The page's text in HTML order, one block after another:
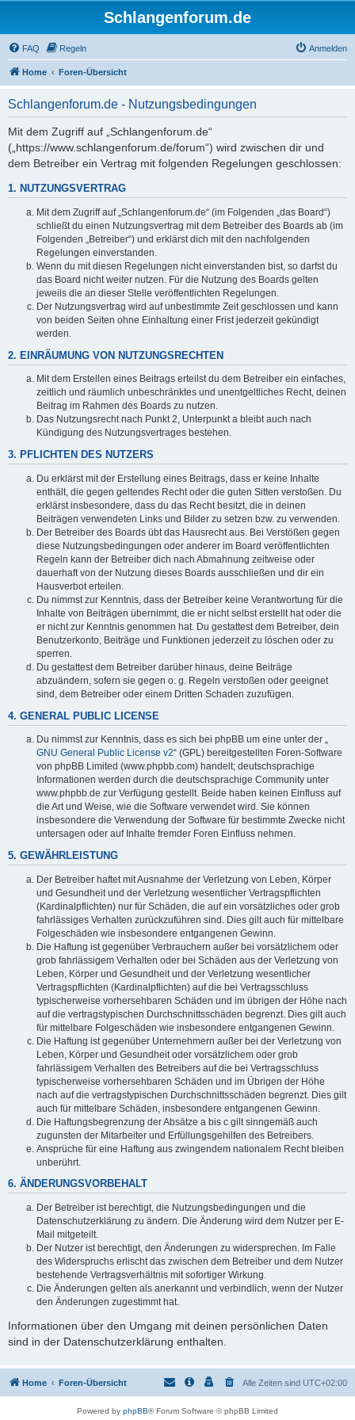
Schlangenforum.de
FAQ Regeln Anmelden
Home Foren-Übersicht
Schlangenforum.de - Nutzungsbedingungen
Mit dem Zugriff auf „Schlangenforum.de“
(„https://www.schlangenforum.de/forum“) wird zwischen dir und
dem Betreiber ein Vertrag mit folgenden Regelungen geschlossen:
1. NUTZUNGSVERTRAG
Mit dem Zugriff auf „Schlangenforum.de“ (im Folgenden „das Board“)
schließt du einen Nutzungsvertrag mit dem Betreiber des Boards ab (im
Folgenden „Betreiber“) und erklärst dich mit den nachfolgenden
Regelungen einverstanden.
Wenn du mit diesen Regelungen nicht einverstanden bist, so darfst du
das Board nicht weiter nutzen. Für die Nutzung des Boards gelten
jeweils die an dieser Stelle veröffentlichten Regelungen.
Der Nutzungsvertrag wird auf unbestimmte Zeit geschlossen und kann
von beiden Seiten ohne Einhaltung einer Frist jederzeit gekündigt
werden.
2. EINRÄUMUNG VON NUTZUNGSRECHTEN
Mit dem Erstellen eines Beitrags erteilst du dem Betreiber ein einfaches,
zeitlich und räumlich unbeschränktes und unentgeltliches Recht, deinen
Beitrag im Rahmen des Boards zu nutzen.
Das Nutzungsrecht nach Punkt 2, Unterpunkt a bleibt auch nach
Kündigung des Nutzungsvertrages bestehen.
3. PFLICHTEN DES NUTZERS
Du erklärst mit der Erstellung eines Beitrags, dass er keine Inhalte
enthält, die gegen geltendes Recht oder die guten Sitten verstoßen. Du
erklärst insbesondere, dass du das Recht besitzt, die in deinen
Beiträgen verwendeten Links und Bilder zu setzen bzw. zu verwenden.
Der Betreiber des Boards übt das Hausrecht aus. Bei Verstößen gegen
diese Nutzungsbedingungen oder anderer im Board veröffentlichten
Regeln kann der Betreiber dich nach Abmahnung zeitweise oder
dauerhaft von der Nutzung dieses Boards ausschließen und dir ein
Hausverbot erteilen.
Du nimmst zur Kenntnis, dass der Betreiber keine Verantwortung für die
Inhalte von Beiträgen übernimmt, die er nicht selbst erstellt hat oder die
er nicht zur Kenntnis genommen hat. Du gestattest dem Betreiber, dein
Benutzerkonto, Beiträge und Funktionen jederzeit zu löschen oder zu
sperren.
Du gestattest dem Betreiber darüber hinaus, deine Beiträge
abzuändern, sofern sie gegen o. g. Regeln verstoßen oder geeignet
sind, dem Betreiber oder einem Dritten Schaden zuzufügen.
4. GENERAL PUBLIC LICENSE
Du nimmst zur Kenntnis, dass es sich bei phpBB um eine unter der „
GNU General Public License v2“ (GPL) bereitgestellten Foren-Software
von phpBB Limited (www.phpbb.com) handelt; deutschsprachige
Informationen werden durch die deutschsprachige Community unter
www.phpbb.de zur Verfügung gestellt. Beide haben keinen Einfluss auf
die Art und Weise, wie die Software verwendet wird. Sie können
insbesondere die Verwendung der Software für bestimmte Zwecke nicht
untersagen oder auf Inhalte fremder Foren Einfluss nehmen.
5. GEWÄHRLEISTUNG
Der Betreiber haftet mit Ausnahme der Verletzung von Leben, Körper
und Gesundheit und der Verletzung wesentlicher Vertragspflichten
(Kardinalpflichten) nur für Schäden, die auf ein vorsätzliches oder grob
fahrlässiges Verhalten zurückzuführen sind. Dies gilt auch für mittelbare
Folgeschäden wie insbesondere entgangenen Gewinn.
Die Haftung ist gegenüber Verbrauchern außer bei vorsätzlichem oder
grob fahrlässigem Verhalten oder bei Schäden aus der Verletzung von
Leben, Körper und Gesundheit und der Verletzung wesentlicher
Vertragspflichten (Kardinalpflichten) auf die bei Vertragsschluss
typischerweise vorhersehbaren Schäden und im übrigen der Höhe nach
auf die vertragstypischen Durchschnittsschäden begrenzt. Dies gilt auch
für mittelbare Folgeschäden wie insbesondere entgangenen Gewinn.
Die Haftung ist gegenüber Unternehmern außer bei der Verletzung von
Leben, Körper und Gesundheit oder vorsätzlichem oder grob
fahrlässigem Verhalten des Betreibers auf die bei Vertragsschluss
typischerweise vorhersehbaren Schäden und im Übrigen der Höhe
nach auf die vertragstypischen Durchschnittsschäden begrenzt. Dies gilt
auch für mittelbare Schäden, insbesondere entgangenen Gewinn.
Die Haftungsbegrenzung der Absätze a bis c gilt sinngemäß auch
zugunsten der Mitarbeiter und Erfüllungsgehilfen des Betreibers.
Ansprüche für eine Haftung aus zwingendem nationalem Recht bleiben
unberührt.
6. ÄNDERUNGSVORBEHALT
Der Betreiber ist berechtigt, die Nutzungsbedingungen und die
Datenschutzerklärung zu ändern. Die Änderung wird dem Nutzer per E-
Mail mitgeteilt.
Der Nutzer ist berechtigt, den Änderungen zu widersprechen. Im Falle
des Widerspruchs erlischt das zwischen dem Betreiber und dem Nutzer
bestehende Vertragsverhältnis mit sofortiger Wirkung.
Die Änderungen gelten als anerkannt und verbindlich, wenn der Nutzer
den Änderungen zugestimmt hat.
Informationen über den Umgang mit deinen persönlichen Daten
sind in der Datenschutzerklärung enthalten.
Home Foren-Übersicht Alle Zeiten sind UTC+02:00
Powered by phpBB® Forum Software © phpBB Limited